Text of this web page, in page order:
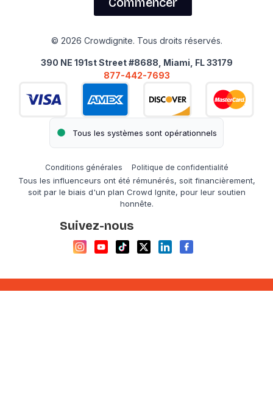
© 2026 Crowdignite. Tous droits réservés.
390 NE 191st Street #8688, Miami, FL 33179
877-442-7693
Tous les systèmes sont opérationnels
Conditions générales Politique de confidentialité
Tous les influenceurs ont été rémunérés, soit financièrement,
soit par le biais d'un plan Crowd Ignite, pour leur soutien
honnête.
Suivez-nous